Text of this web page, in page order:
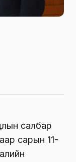
салбар
сарын 11-